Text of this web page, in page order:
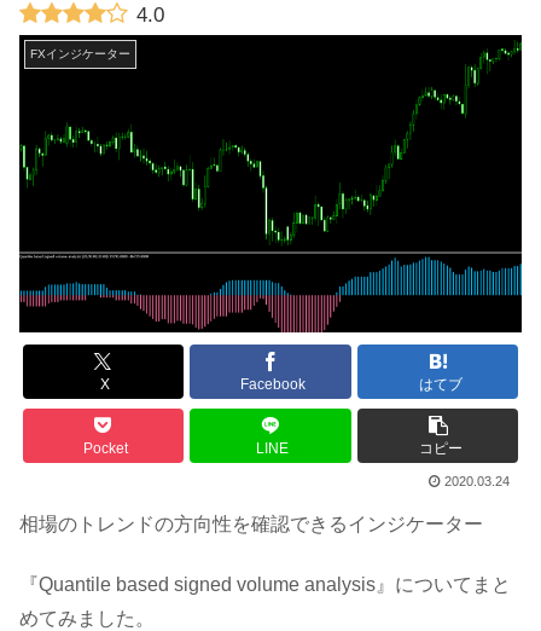
4.0
FXインジケーター
X Facebook はてブ
Pocket LINE コピー
2020.03.24
相場のトレンドの方向性を確認できるインジケーター
『Quantile based signed volume analysis』についてまと
めてみました。